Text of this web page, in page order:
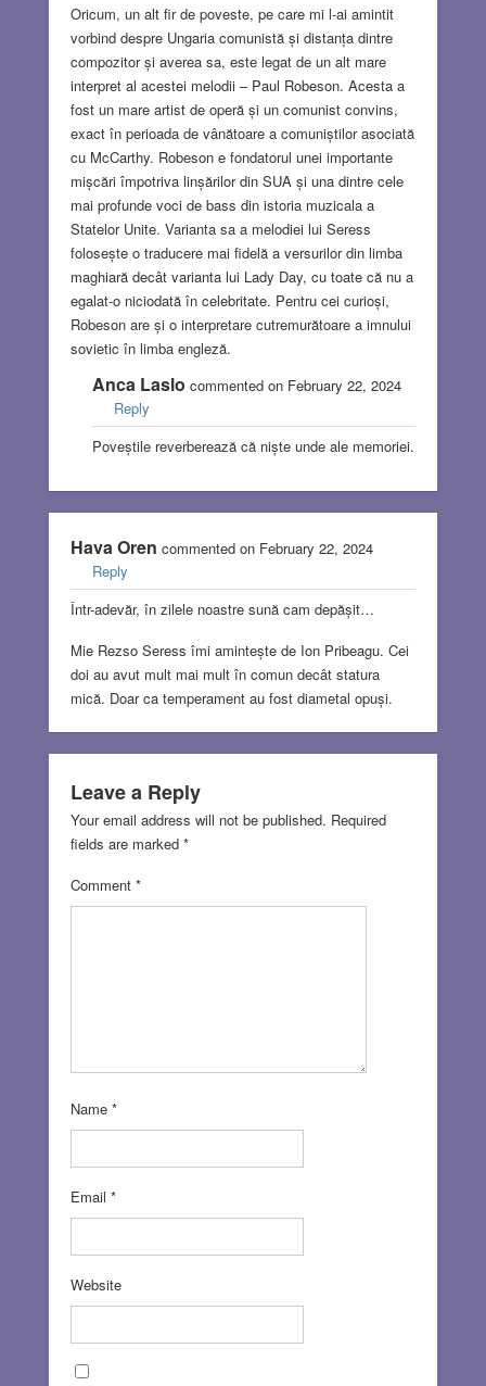
Oricum, un alt fir de poveste, pe care mi l-ai amintit
vorbind despre Ungaria comunistă și distanța dintre
compozitor și averea sa, este legat de un alt mare
interpret al acestei melodii – Paul Robeson. Acesta a
fost un mare artist de operă și un comunist convins,
exact în perioada de vânătoare a comuniștilor asociată
cu McCarthy. Robeson e fondatorul unei importante
mișcări împotriva linșărilor din SUA și una dintre cele
mai profunde voci de bass din istoria muzicala a
Statelor Unite. Varianta sa a melodiei lui Seress
folosește o traducere mai fidelă a versurilor din limba
maghiară decât varianta lui Lady Day, cu toate că nu a
egalat-o niciodată în celebritate. Pentru cei curioși,
Robeson are și o interpretare cutremurătoare a imnului
sovietic în limba engleză.
Anca Laslo commented on February 22, 2024
Reply
Poveștile reverberează că niște unde ale memoriei.
Hava Oren commented on February 22, 2024
Reply
Într-adevăr, în zilele noastre sună cam depășit…
Mie Rezso Seress îmi amintește de Ion Pribeagu. Cei
doi au avut mult mai mult în comun decât statura
mică. Doar ca temperament au fost diametal opuși.
Leave a Reply
Your email address will not be published. Required
fields are marked *
Comment *
Name *
Email *
Website